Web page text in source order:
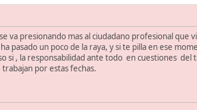
va presionando mas al ciudadano profesional que
pasado un poco de la raya, y si te pilla en ese
si , la responsabilidad ante todo en cuestiones del
por estas fechas.